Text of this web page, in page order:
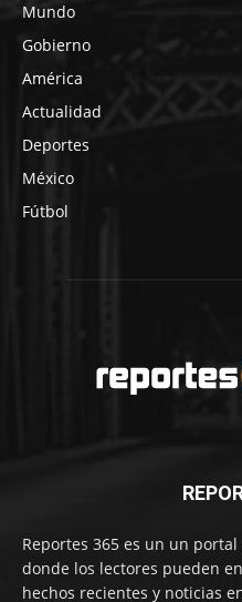
Mundo
Gobierno
América
Actualidad
Deportes
México
Fútbol
Reportes 365 es un un
donde los lectores pueden
hechos recientes y noticias